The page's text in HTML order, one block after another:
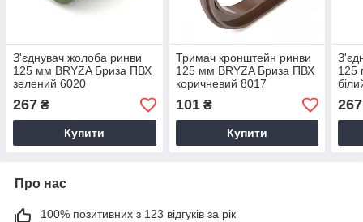
З'єднувач жолоба ринви
125 мм BRYZA Бриза ПВХ
зелений 6020
267 ₴
Купити
Тримач кронштейн ринви
125 мм BRYZA Бриза ПВХ
коричневий 8017
101₴
Купити
125
267
Про нас
100% позитивних з 123 відгуків за рік